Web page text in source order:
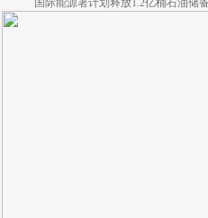
国际能源署计划释放1.2亿桶石油储